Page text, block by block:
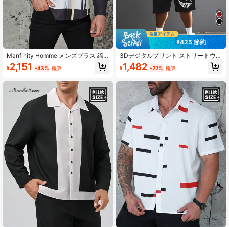
607K フォロワー
4.91 607K フォロワー
4.91
Manfinity Homme メンズプラス 縞
模様プリント ＆パンツ シャツ
¥2,151 -43% 概算
¥425 節約
3Dデジタルプリント ストリートウェ
アスタイル メンズ 2点セット、夏カ
ジュアル 通気性 顔パターン プラス
Tシャツとショーツ 2点スーツ
¥1,482 -22% 概算